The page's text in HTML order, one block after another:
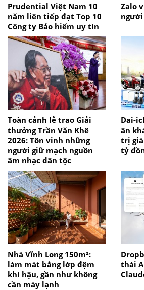
Prudential Việt Nam 10
năm liên tiếp đạt Top 10
Công ty Bảo hiểm uy tín
Zalo
Toàn cảnh lễ trao Giải
thưởng Trần Văn Khê
2026: Tôn vinh những
người giữ mạch nguồn
âm nhạc dân tộc
Dai-
ân
trị
tỷ
Nhà Vĩnh Long 150m²:
làm mát bằng lớp đệm
khí hậu, gần như không
cần máy lạnh
thái